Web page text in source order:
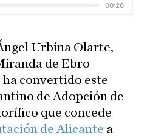
Urbina Olarte,
de Ebro
ha convertido este
de Adopción de
que concede
de Alicante a